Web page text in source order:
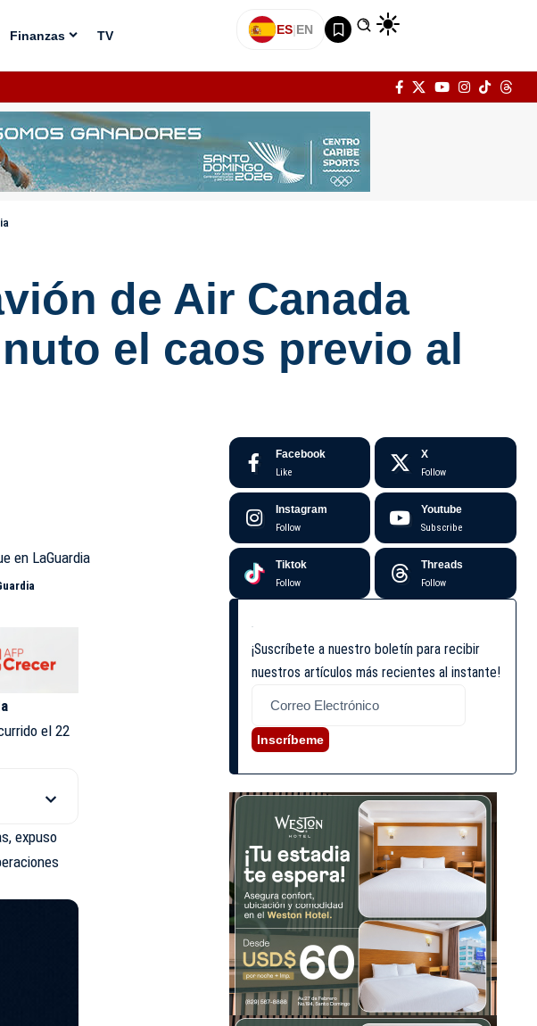
Finanzas TV ES|EN
de Air Canada
el caos previo al
el 22
expuso
Facebook
Like
X
Follow
Instagram
Follow
Youtube
Subscribe
Tiktok
Follow
Threads
Follow
¡Suscríbete a nuestro boletín para recibir
nuestros artículos más recientes al instante!
Inscríbeme